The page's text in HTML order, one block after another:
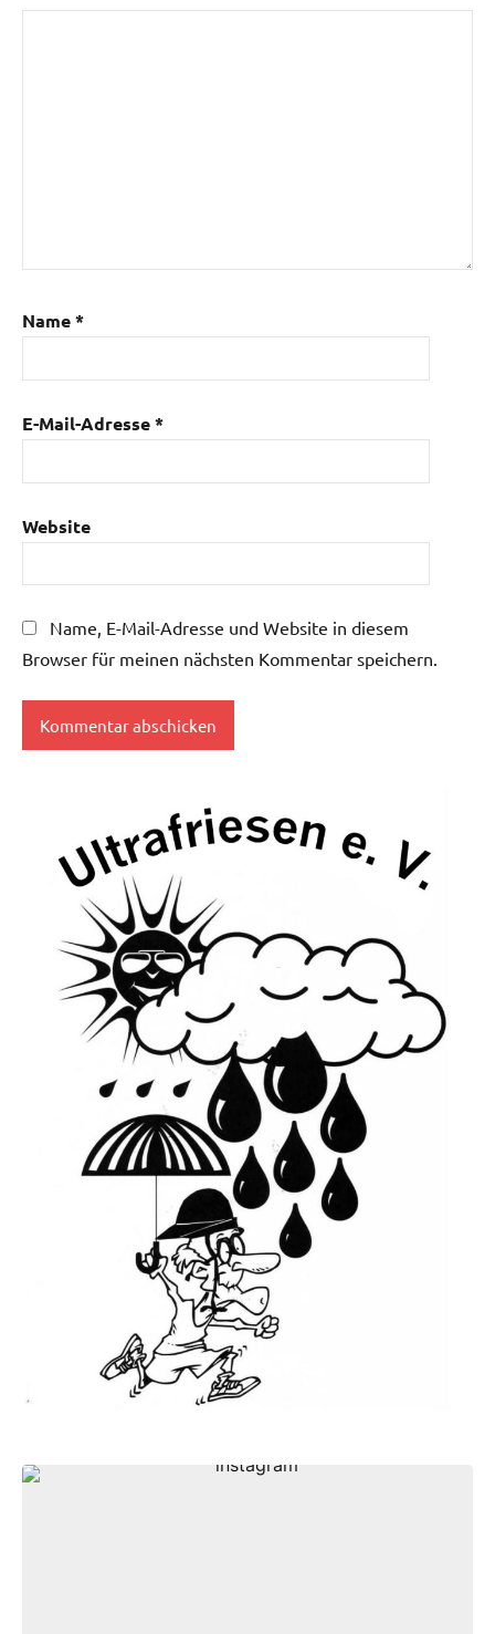
Name*
E-Mail-Adresse*
Website
Name, E-Mail-Adresse und Website in diesem
Browser für meinen nächsten Kommentar speichern.